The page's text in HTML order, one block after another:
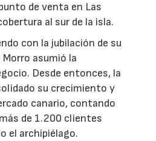
de venta en Las
al sur de la isla.
con la jubilación de su
asumió la
Desde entonces, la
su crecimiento y
canario, contando
de 1.200 clientes
el archipiélago.